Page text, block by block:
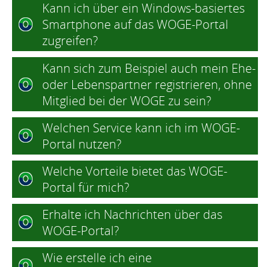
Kann ich über ein Windows-basiertes
Smartphone auf das WOGE-Portal
zugreifen?
Kann sich zum Beispiel auch mein Ehe-
oder Lebenspartner registrieren, ohne
Mitglied bei der WOGE zu sein?
Welchen Service kann ich im WOGE-
Portal nutzen?
Welche Vorteile bietet das WOGE-
Portal für mich?
Erhalte ich Nachrichten über das
WOGE-Portal?
Wie erstelle ich eine